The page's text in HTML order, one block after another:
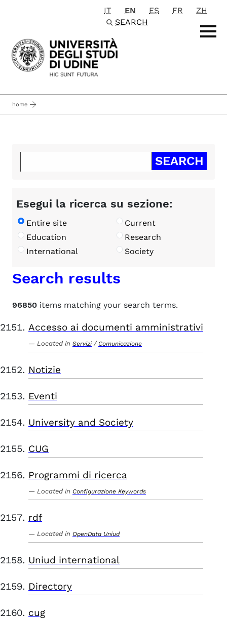
Passa al contenuto principale
IT EN ES FR
ZH
SEARCH
home
Esegui la ricerca su sezione:
Entire site
Current
Education
Research
International
Society
Search results
96850 items matching your search terms.
Accesso ai documenti amministrativi
Located in Servizi / Comunicazione
Notizie
Eventi
University and Society
CUG
Programmi di ricerca
Located in Configurazione Keywords
rdf
Located in OpenData Uniud
Uniud international
Directory
cug